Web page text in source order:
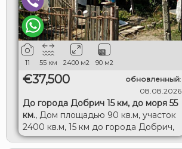
11 55 км 2400 м2 90 м2
€37,500 обновленный:
08.08.2026
До города Добрич 15 км, до моря 55
км., Дом площадью 90 кв.м, участок
2400 кв.м, 15 км до города Добрич,
55 км до моря.